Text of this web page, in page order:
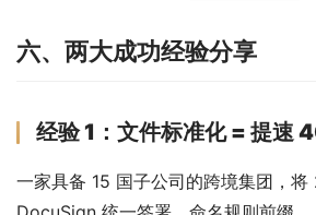
六、两大成功经验分享
经验 1：文件标准化 = 提速
一家具备 15 国子公司的跨境集团，